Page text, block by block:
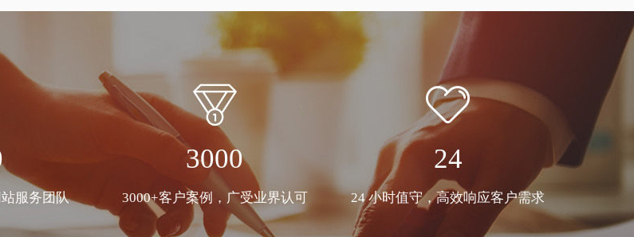
服务团队
3000
3000+客户案例，广受业界认可
24
24 小时值守，高效响应客户需求